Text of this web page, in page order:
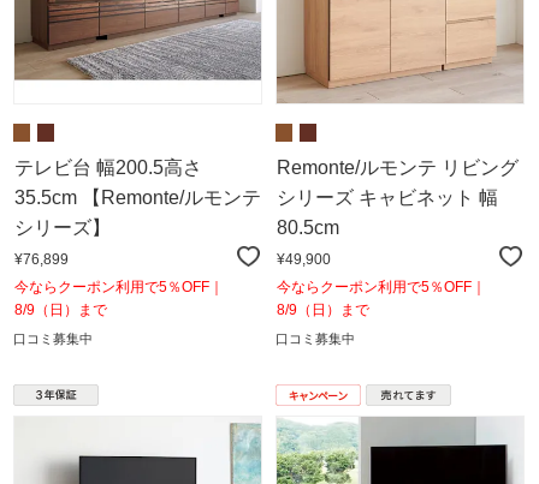
テレビ台 幅200.5高さ
35.5cm 【Remonte/ルモンテ
シリーズ】
¥76,899
今ならクーポン利用で5％OFF｜
8/9（日）まで
口コミ募集中
Remonte/ルモンテ リビング
シリーズ キャビネット 幅
80.5cm
¥49,900
今ならクーポン利用で5％OFF｜
8/9（日）まで
口コミ募集中